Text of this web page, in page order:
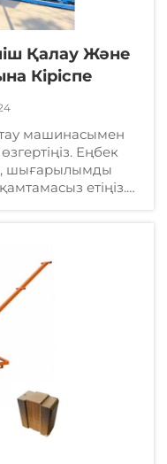
Қалау Және
Кіріспе
машинасымен
Еңбек
шығарылымды
етіңіз.